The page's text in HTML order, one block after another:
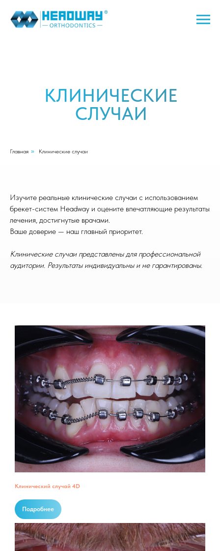
КЛИНИЧЕСКИЕ
СЛУЧАИ
Главная » Клинические случаи
Изучите реальные клинические случаи с использованием
брекет-систем Headway и оцените впечатляющие результаты
лечения, достигнутые врачами.
Ваше доверие — наш главный приоритет.
Клинические случаи представлены для профессиональной
аудитории. Результаты индивидуальны и не гарантированы.
Клинический случай 4D
Подробнее